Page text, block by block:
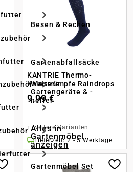
Besen & Rechen
Gartenabfallsäcke
Weitere
Gartengeräte & -
helfer
Alles in
Gartenmöbel
anzeigen
Gartenmöbel Set
KANTRIE Thermo-
Kniestrümpfe Raindrops
9,99 €
+weitere Varianten
Lieferzeit: 2 - 5 Werktage